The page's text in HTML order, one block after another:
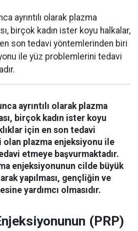
ayrıntılı olarak plazma
birçok kadın ister koyu halkalar,
en son tedavi yöntemlerinden biri
ile yüz problemlerini tedavi
ayrıntılı olarak plazma
birçok kadın ister koyu
için en son tedavi
plazma enjeksiyonu ile
etmeye başvurmaktadır.
enjeksiyonunun cilde büyük
yapılması, gençliğin ve
yardımcı olmasıdır.
(PRP)